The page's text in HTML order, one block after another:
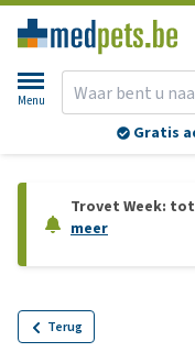
Menu
Gratis
Trovet Week:
meer
Terug